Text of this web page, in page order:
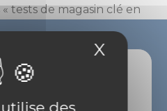
des
X
tests de magasin clé en
trompait pas les juges : la
était la prestation
de jouissance était
?